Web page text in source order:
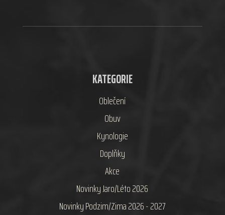
KATEGORIE
Oblečení
Obuv
Kynologie
Doplňky
Akce
Novinky Jaro/Léto 2026
Novinky Podzim/Zima 2026 - 2027